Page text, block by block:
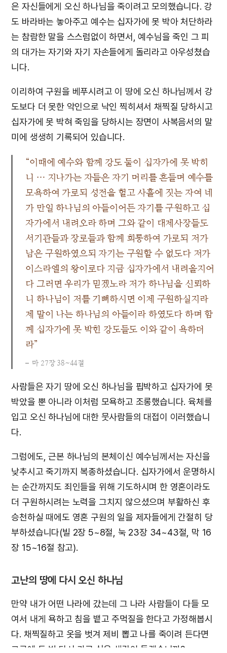
은 자신들에게 오신 하나님을 죽이려고 모의했습니다. 강
도 바라바는 놓아주고 예수는 십자가에 못 박아 처단하라
는 참람한 말을 스스럼없이 하면서, 예수님을 죽인 그 피
의 대가는 자기와 자기 자손들에게 돌리라고 아우성쳤습
니다.
이리하여 구원을 베푸시려고 이 땅에 오신 하나님께서 강
도보다 더 못한 악인으로 낙인 찍히셔서 채찍질 당하시고
십자가에 못 박혀 죽임을 당하시는 장면이 사복음서의 말
미에 생생히 기록되어 있습니다.
“이때에 예수와 함께 강도 둘이 십자가에 못 박히
니 … 지나가는 자들은 자기 머리를 흔들며 예수를
모욕하여 가로되 성전을 헐고 사흘에 짓는 자여 네
가 만일 하나님의 아들이어든 자기를 구원하고 십
자가에서 내려오라 하며 그와 같이 대제사장들도
서기관들과 장로들과 함께 희롱하여 가로되 저가
남은 구원하였으되 자기는 구원할 수 없도다 저가
이스라엘의 왕이로다 지금 십자가에서 내려올지어
다 그러면 우리가 믿겠노라 저가 하나님을 신뢰하
니 하나님이 저를 기뻐하시면 이제 구원하실지라
제 말이 나는 하나님의 아들이라 하였도다 하며 함
께 십자가에 못 박힌 강도들도 이와 같이 욕하더
라”
마 27장 38~44절
사람들은 자기 땅에 오신 하나님을 핍박하고 십자가에 못
박았을 뿐 아니라 이처럼 모욕하고 조롱했습니다. 육체를
입고 오신 하나님에 대한 뭇사람들의 대접이 이러했습니
다.
그럼에도, 근본 하나님의 본체이신 예수님께서는 자신을
낮추시고 죽기까지 복종하셨습니다. 십자가에서 운명하시
는 순간까지도 죄인들을 위해 기도하시며 한 영혼이라도
더 구원하시려는 노력을 그치지 않으셨으며 부활하신 후
승천하실 때에도 영혼 구원의 일을 제자들에게 간절히 당
부하셨습니다(빌 2장 5~8절, 눅 23장 34~43절, 막 16
장 15~16절 참고).
고난의 땅에 다시 오신 하나님
만약 내가 어떤 나라에 갔는데 그 나라 사람들이 다들 모
여서 내게 욕하고 침을 뱉고 주먹질을 한다고 가정해봅시
다. 채찍질하고 옷을 벗겨 제비 뽑고 나를 죽이려 든다면
그곳에 두 번 다시 가고 싶은 생각이 들겠습니까?